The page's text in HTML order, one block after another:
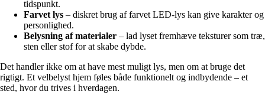
tidspunkt.
Farvet lys – diskret brug af farvet LED-lys kan give karakter og
personlighed.
Belysning af materialer – lad lyset fremhæve teksturer som træ,
sten eller stof for at skabe dybde.
Det handler ikke om at have mest muligt lys, men om at bruge det
rigtigt. Et velbelyst hjem føles både funktionelt og indbydende – et
sted, hvor du trives i hverdagen.